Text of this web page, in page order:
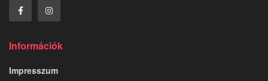
Információk
Impresszum